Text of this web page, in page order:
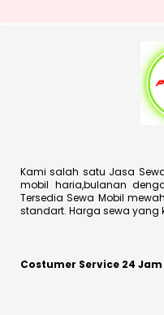
Kami salah satu Jasa
mobil haria,bulanan
Tersedia Sewa Mobil
standart. Harga sewa
Costumer Service 24 Jam